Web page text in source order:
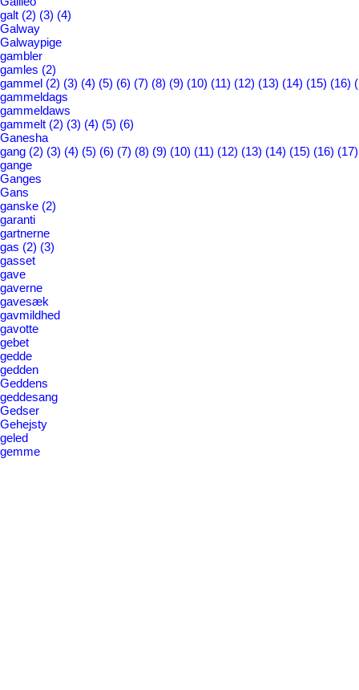
galt (2) (3) (4)
Galway
Galwaypige
gambler
gamles (2)
gammel (2) (3) (4) (5) (6) (7) (8) (9) (10) (11) (12) (13) (14) (15) (16)
gammeldags
gammeldaws
gammelt (2) (3) (4) (5) (6)
Ganesha
gang (2) (3) (4) (5) (6) (7) (8) (9) (10) (11) (12) (13) (14) (15) (16) (17)
gange
Ganges
Gans
ganske (2)
garanti
gartnerne
gas (2) (3)
gasset
gave
gaverne
gavesæk
gavmildhed
gavotte
gebet
gedde
gedden
Geddens
geddesang
Gedser
Gehejsty
geled
gemme